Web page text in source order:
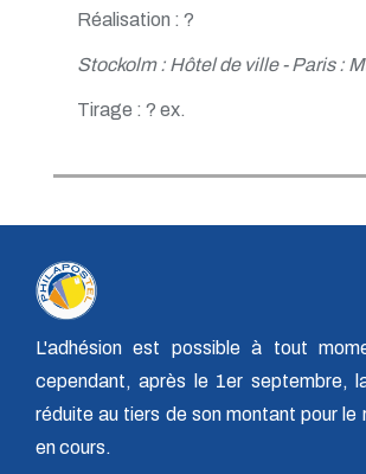
Réalisation : ?
Stockolm : Hôtel de ville - Paris :
Tirage : ? ex.
L'adhésion est possible à tout
cependant, après le 1er septembre,
réduite au tiers de son montant pour le
en cours.